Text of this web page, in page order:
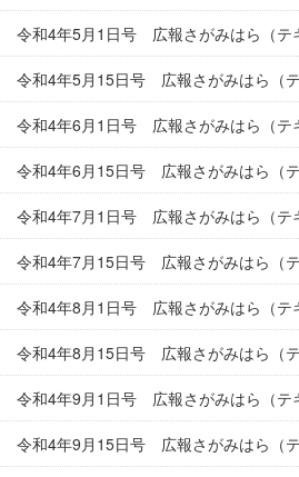
令和4年5月1日号 広報さがみはら（テ
令和4年5月15日号 広報さがみはら（テ
令和4年6月1日号 広報さがみはら（テ
令和4年6月15日号 広報さがみはら（テ
令和4年7月1日号 広報さがみはら（テ
令和4年7月15日号 広報さがみはら（テ
令和4年8月1日号 広報さがみはら（テ
令和4年8月15日号 広報さがみはら（テ
令和4年9月1日号 広報さがみはら（テ
令和4年9月15日号 広報さがみはら（テ